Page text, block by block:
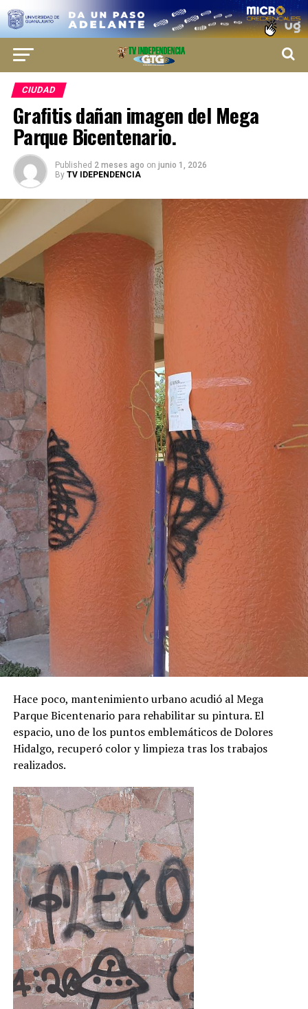
CIUDAD
Grafitis dañan imagen del Mega
Parque Bicentenario.
Published 2 meses ago on junio 1, 2026
By TV IDEPENDENCIA
Hace poco, mantenimiento urbano acudió al Mega
Parque Bicentenario para rehabilitar su pintura. El
espacio, uno de los puntos emblemáticos de Dolores
Hidalgo, recuperó color y limpieza tras los trabajos
realizados.